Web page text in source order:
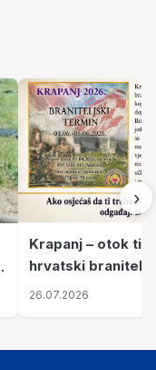
Krapanj – otok
hrvatski branitelji
pronalaze mir
26.07.2026
›